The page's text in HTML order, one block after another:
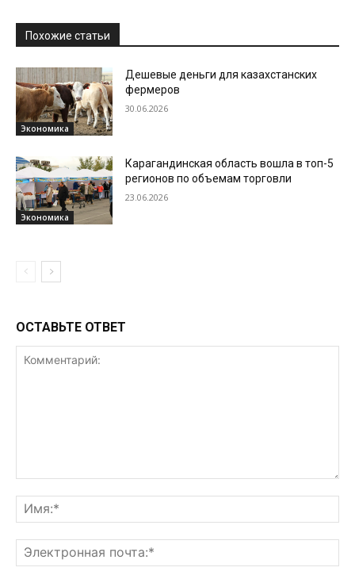
Похожие статьи
Экономика
Дешевые деньги для казахстанских
фермеров
30.06.2026
Экономика
Карагандинская область вошла в топ-5
регионов по объемам торговли
23.06.2026
ОСТАВЬТЕ ОТВЕТ